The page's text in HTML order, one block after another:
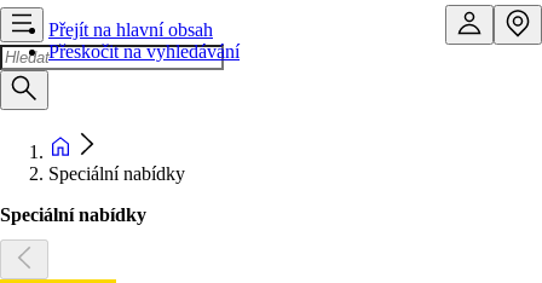
Přejít na hlavní obsah
Přeskočit na vyhledávání
Speciální nabídky
Speciální nabídky